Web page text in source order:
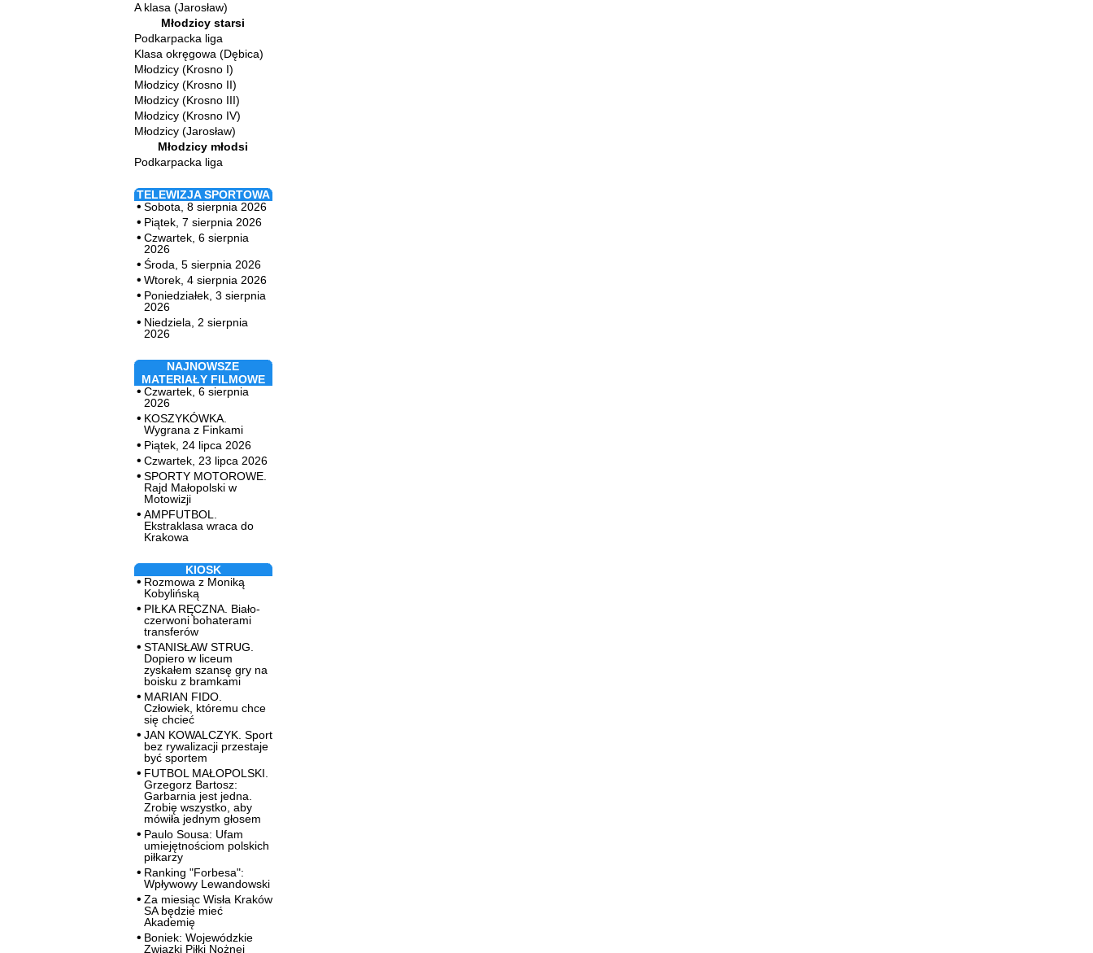
A klasa (Jarosław)
Młodzicy starsi
Podkarpacka liga
Klasa okręgowa (Dębica)
Młodzicy (Krosno I)
Młodzicy (Krosno II)
Młodzicy (Krosno III)
Młodzicy (Krosno IV)
Młodzicy (Jarosław)
Młodzicy młodsi
Podkarpacka liga
TELEWIZJA SPORTOWA
Sobota, 8 sierpnia 2026
Piątek, 7 sierpnia 2026
Czwartek, 6 sierpnia
2026
Środa, 5 sierpnia 2026
Wtorek, 4 sierpnia 2026
Poniedziałek, 3 sierpnia
2026
Niedziela, 2 sierpnia
2026
NAJNOWSZE
MATERIAŁY FILMOWE
Czwartek, 6 sierpnia
2026
KOSZYKÓWKA.
Wygrana z Finkami
Piątek, 24 lipca 2026
Czwartek, 23 lipca 2026
SPORTY MOTOROWE.
Rajd Małopolski w
Motowizji
AMPFUTBOL.
Ekstraklasa wraca do
Krakowa
KIOSK
Rozmowa z Moniką
Kobylińską
PIŁKA RĘCZNA. Biało-
czerwoni bohaterami
transferów
STANISŁAW STRUG.
Dopiero w liceum
zyskałem szansę gry na
boisku z bramkami
MARIAN FIDO.
Człowiek, któremu chce
się chcieć
JAN KOWALCZYK. Sport
bez rywalizacji przestaje
być sportem
FUTBOL MAŁOPOLSKI.
Grzegorz Bartosz:
Garbarnia jest jedna.
Zrobię wszystko, aby
mówiła jednym głosem
Paulo Sousa: Ufam
umiejętnościom polskich
piłkarzy
Ranking "Forbesa":
Wpływowy Lewandowski
Za miesiąc Wisła Kraków
SA będzie mieć
Akademię
Boniek: Wojewódzkie
Związki Piłki Nożnej